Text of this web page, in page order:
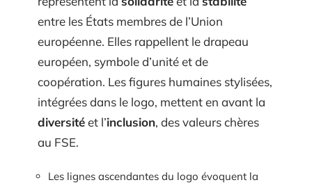
entre les États membres de l’Union
européenne. Elles rappellent le drapeau
européen, symbole d’unité et de
coopération. Les figures humaines stylisées,
intégrées dans le logo, mettent en avant la
diversitéet l’inclusion, des valeurs chères
au FSE.
Les lignes ascendantes du logo évoquent la